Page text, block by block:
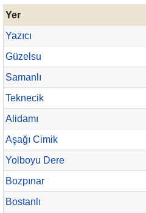
Yer
Yazıcı
Güzelsu
Samanlı
Teknecik
Alidamı
Aşağı Cimik
Yolboyu Dere
Bozpınar
Bostanlı